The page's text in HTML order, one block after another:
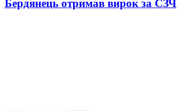
Бердянець отримав вирок за СЗЧ